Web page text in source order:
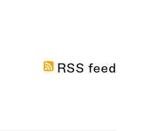
RSS feed